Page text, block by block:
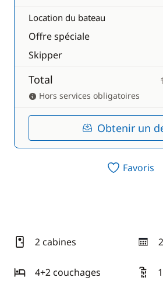
Location du bateau
Offre spéciale
Skipper
Total
Hors services obligatoires
Obtenir un
Favoris
2 cabines
4+2 couchages